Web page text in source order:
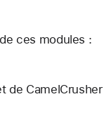
ces modules :
de CamelCrusher